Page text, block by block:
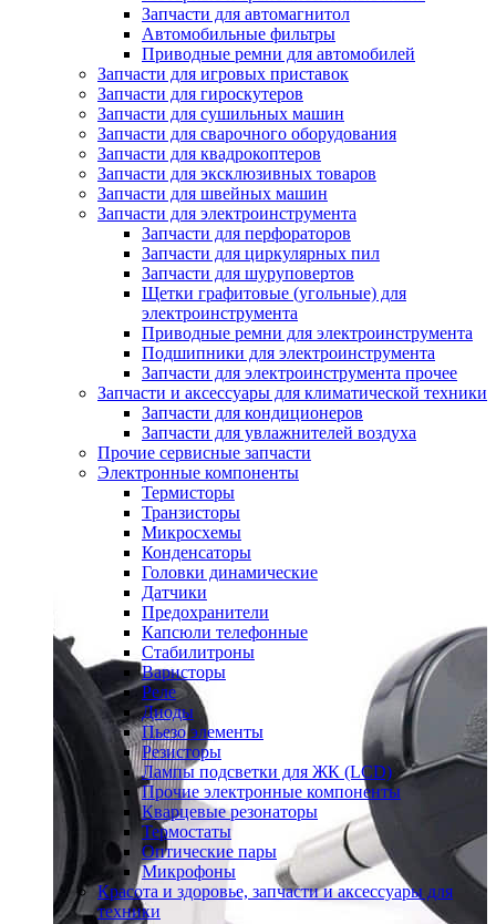
Запчасти для автомагнитол
Автомобильные фильтры
Приводные ремни для автомобилей
Запчасти для игровых приставок
Запчасти для гироскутеров
Запчасти для сушильных машин
Запчасти для сварочного оборудования
Запчасти для квадрокоптеров
Запчасти для эксклюзивных товаров
Запчасти для швейных машин
Запчасти для электроинструмента
Запчасти для перфораторов
Запчасти для циркулярных пил
Запчасти для шуруповертов
Щетки графитовые (угольные) для
электроинструмента
Приводные ремни для электроинструмента
Подшипники для электроинструмента
Запчасти для электроинструмента прочее
Запчасти и аксессуары для климатической техники
Запчасти для кондиционеров
Запчасти для увлажнителей воздуха
Прочие сервисные запчасти
Электронные компоненты
Термисторы
Транзисторы
Микросхемы
Конденсаторы
Головки динамические
Датчики
Предохранители
Капсюли телефонные
Стабилитроны
Варисторы
Реле
Диоды
Пьезо элементы
Резисторы
Лампы подсветки для ЖК (LCD)
Прочие электронные компоненты
Кварцевые резонаторы
Термостаты
Оптические пары
Микрофоны
Красота и здоровье, запчасти и аксессуары для
техники